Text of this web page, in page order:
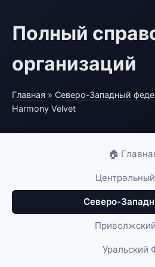
Полный
организаций
Главная » Северо-Западный
Harmony Velvet
🏠
Северо-
Уральский